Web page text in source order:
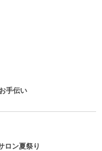
手伝い
ロン夏祭り